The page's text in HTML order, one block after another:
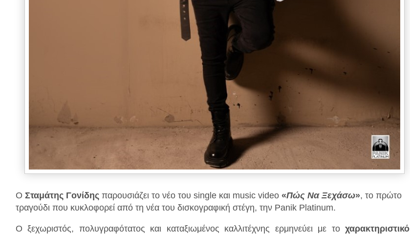
Ο Σταμάτης Γονίδης παρουσιάζει το νέο του single και music video «Πώς Να Ξεχάσω», το πρώτο
τραγούδι που κυκλοφορεί από τη νέα του δισκογραφική στέγη, την Panik Platinum.
Ο ξεχωριστός, πολυγραφότατος και καταξιωμένος καλλιτέχνης ερμηνεύει με το χαρακτηριστικό